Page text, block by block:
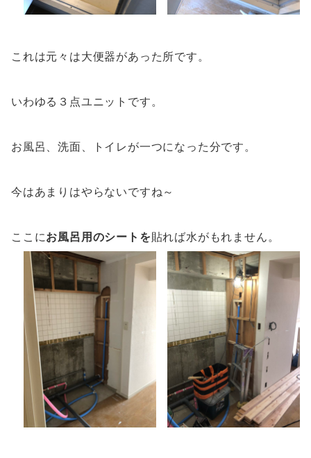
これは元々は大便器があった所です。
いわゆる３点ユニットです。
お風呂、洗面、トイレが一つになった分です。
今はあまりはやらないですね～
ここにお風呂用のシートを貼れば水がもれません。